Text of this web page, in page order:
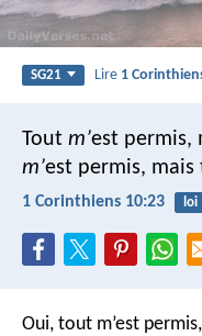
SG21 Lire 1
Tout m’est permis,
m’est permis,
1 Corinthiens 10:23 loi
Oui, tout m’est